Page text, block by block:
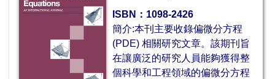
ISBN： 1098-2426
簡介:本刊主要收錄偏微分方程
(PDE) 相關研究文章。該期刊旨
在讓廣泛的研究人員能夠獲得整
個科學和工程領域的偏微分方程